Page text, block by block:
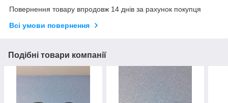
Повернення товару впродовж 14 днів за рахунок покупця
Всі умови повернення
Подібні товари компанії